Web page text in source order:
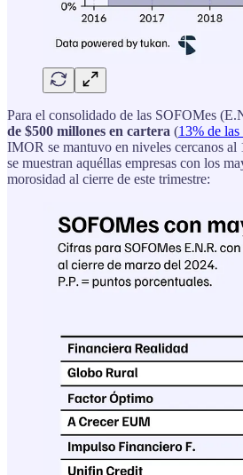
Para el consolidado de las SOFOMes
de $500 millones en cartera (13% de las
IMOR se mantuvo en niveles cercanos al
se muestran aquéllas empresas con los
morosidad al cierre de este trimestre: